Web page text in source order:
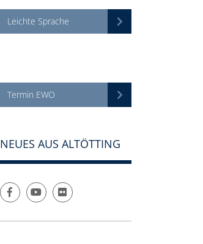
Leichte Sprache
Termin EWO
NEUES AUS ALTÖTTING